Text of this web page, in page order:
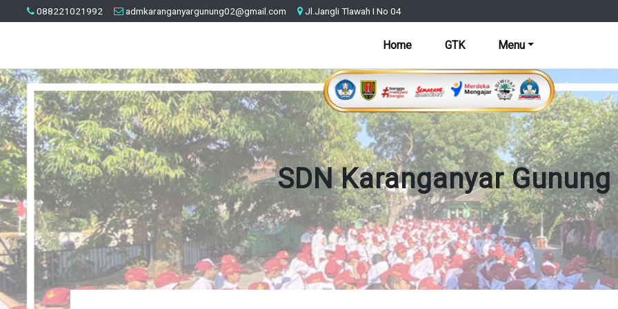
088221021992 admkaranganyargunung02@gmail.com Jl.Jangli Tlawah I No 04
Home GTK Menu
SDN Karanganyar Gunung